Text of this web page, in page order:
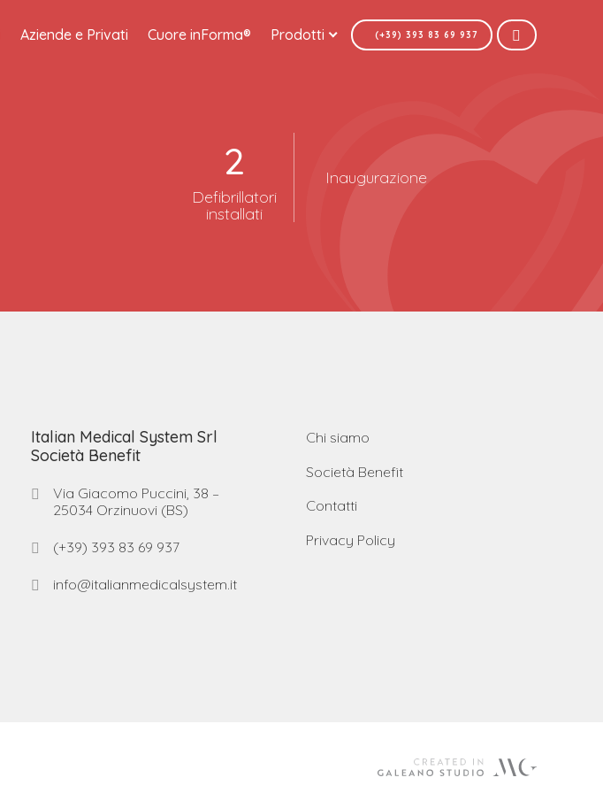
(+39) 393 83 69 937
Aziende e Privati Cuore inForma® Prodotti
2
Defibrillatori
installati
Inaugurazione
Italian Medical System Srl
Società Benefit
Via Giacomo Puccini, 38 –
25034 Orzinuovi (BS)
(+39) 393 83 69 937
info@italianmedicalsystem.it
Chi siamo
Società Benefit
Contatti
Privacy Policy